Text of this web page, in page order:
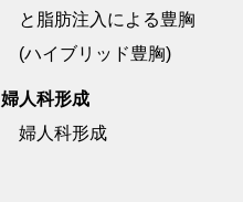
と脂肪注入による豊胸
(ハイブリッド豊胸)
婦人科形成
婦人科形成